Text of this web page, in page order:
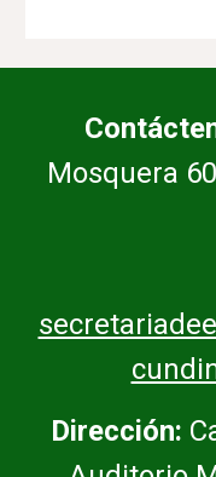
Mosquera
Dirección: